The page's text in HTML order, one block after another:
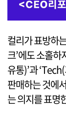
컬리가 표방하
크’에도 소홀
유통)’과
판매하는 것에
는 의지를 표명